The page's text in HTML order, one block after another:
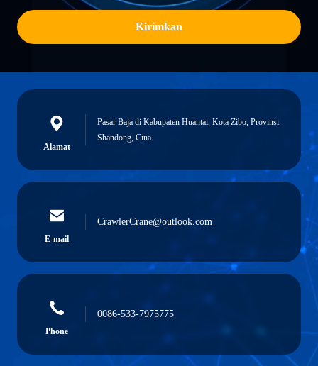
Kirimkan
Alamat
Pasar Baja di Kabupaten Huantai, Kota Zibo, Provinsi
Shandong, Cina
E-mail
CrawlerCrane@outlook.com
Phone
0086-533-7975775